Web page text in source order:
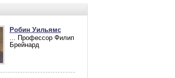
Робин Уильямс
... Профессор Филип
Брейнард